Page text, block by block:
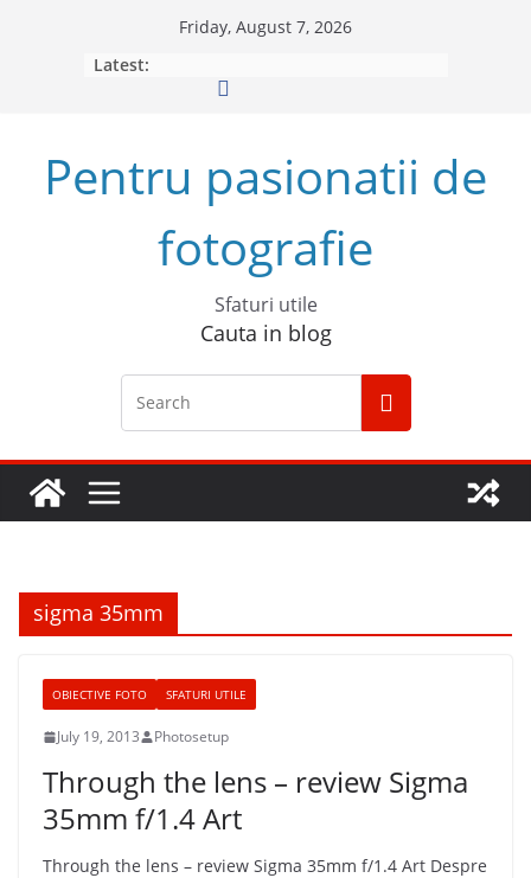
Friday, August 7, 2026
Latest:
Pentru pasionatii de
fotografie
Sfaturi utile
Cauta in blog
sigma 35mm
OBIECTIVE FOTO SFATURI UTILE
July 19, 2013 Photosetup
Through the lens – review Sigma
35mm f/1.4 Art
Through the lens – review Sigma 35mm f/1.4 Art Despre